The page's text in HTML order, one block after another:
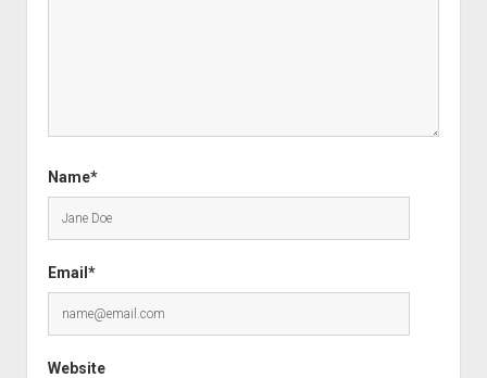
Name*
Email*
Website